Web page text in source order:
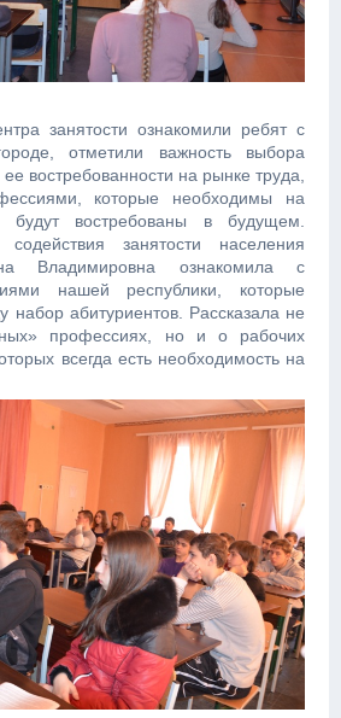
занятости ознакомили ребят с
отметили важность выбора
востребованности на рынке труда,
которые необходимы на
востребованы в будущем.
занятости населения
Владимировна ознакомила с
нашей республики, которые
набор абитуриентов. Рассказала не
профессиях, но и о рабочих
всегда есть необходимость на